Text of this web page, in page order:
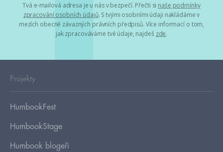
Tvá e-mailová adresa je u nás v bezpečí. Přečti si naše podmínky
zpracování osobních údajů. S tvými osobními údaji nakládáme v
mezích obecně závazných právních předpisů. Více informací o tom,
jak zpracováváme tvé údaje, najdeš zde.
Projekty
HumbookFest
HumbookStage
Humbook blogeři